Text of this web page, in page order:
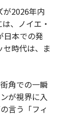
が2026年内
、ノイエ・
日本での発
時代は、ま
角での一瞬
が視界に入
言う「フィ